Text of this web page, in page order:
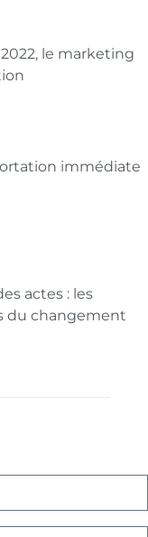
le marketing
immédiate
actes : les
du changement